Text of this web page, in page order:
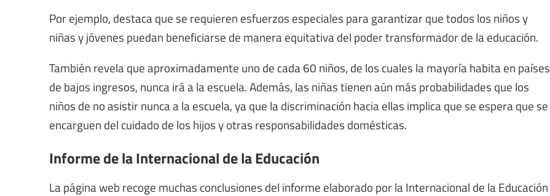
Por ejemplo, destaca que se requieren esfuerzos especiales para garantizar que todos los niños y
niñas y jóvenes puedan beneficiarse de manera equitativa del poder transformador de la educación.
También revela que aproximadamente uno de cada 60 niños, de los cuales la mayoría habita en países
de bajos ingresos, nunca irá a la escuela. Además, las niñas tienen aún más probabilidades que los
niños de no asistir nunca a la escuela, ya que la discriminación hacia ellas implica que se espera que se
encarguen del cuidado de los hijos y otras responsabilidades domésticas.
Informe de la Internacional de la Educación
La página web recoge muchas conclusiones del informe elaborado por la Internacional de la Educación